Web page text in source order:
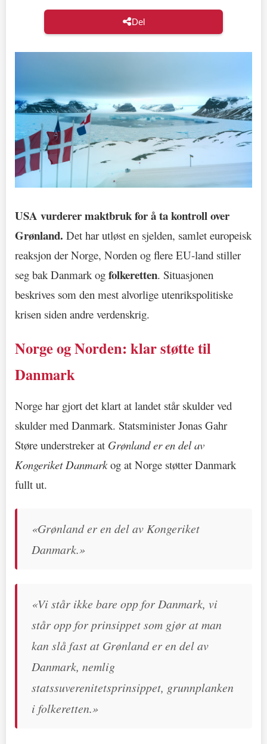
Del
USA vurderer maktbruk for å ta kontroll over
Grønland. Det har utløst en sjelden, samlet europeisk
reaksjon der Norge, Norden og flere EU-land stiller
seg bak Danmark og folkeretten. Situasjonen
beskrives som den mest alvorlige utenrikspolitiske
krisen siden andre verdenskrig.
Norge og Norden: klar støtte til
Danmark
Norge har gjort det klart at landet står skulder ved
skulder med Danmark. Statsminister Jonas Gahr
Støre understreker at Grønland er en del av
Kongeriket Danmarkog at Norge støtter Danmark
fullt ut.
«Grønland er en del av Kongeriket
Danmark.»
«Vi står ikke bare opp for Danmark, vi
står opp for prinsippet som gjør at man
kan slå fast at Grønland er en del av
Danmark, nemlig
statssuverenitetsprinsippet, grunnplanken
i folkeretten.»